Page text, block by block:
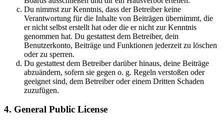
Du nimmst zur Kenntnis, dass der Betreiber keine
Verantwortung für die Inhalte von Beiträgen übernimmt, die
er nicht selbst erstellt hat oder die er nicht zur Kenntnis
genommen hat. Du gestattest dem Betreiber, dein
Benutzerkonto, Beiträge und Funktionen jederzeit zu löschen
oder zu sperren.
Du gestattest dem Betreiber darüber hinaus, deine Beiträge
abzuändern, sofern sie gegen o. g. Regeln verstoßen oder
geeignet sind, dem Betreiber oder einem Dritten Schaden
zuzufügen.
4. General Public License